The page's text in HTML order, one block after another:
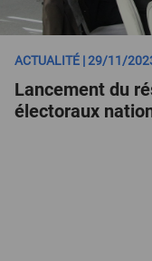
ACTUALITÉ | 29/11/
Lancement du
électoraux